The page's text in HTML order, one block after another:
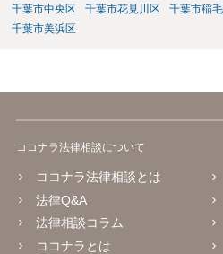
千葉市中央区
千葉市花見川区 千葉市稲
千葉市美浜区
ココナラ法律相談について
ココナラ法律相談とは
法律Q&A
法律相談コラム
ココナラとは